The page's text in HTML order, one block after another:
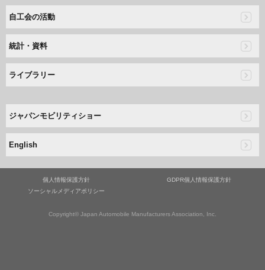
自工会の活動
統計・資料
ライブラリー
ジャパンモビリティショー
English
個人情報保護方針
GDPR個人情報保護方針
ソーシャルメディアポリシー
Copyright© Japan Automobile Manufacturers Association, Inc.